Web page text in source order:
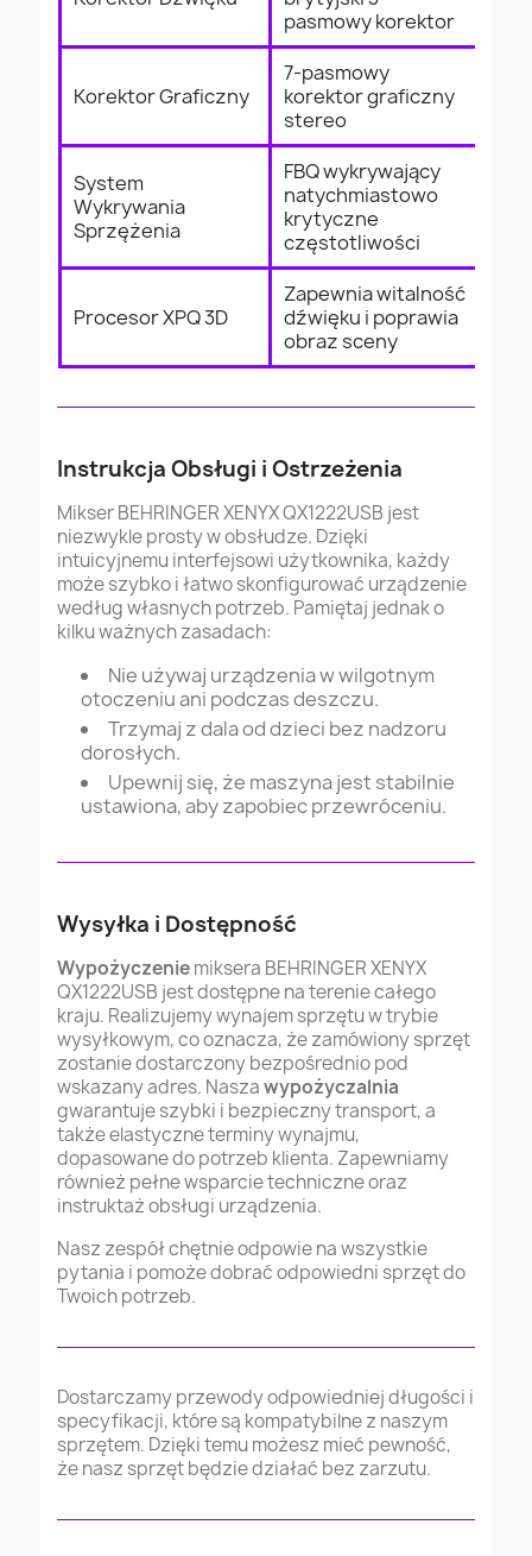
pasmowy korektor
Korektor Graficzny
7-pasmowy
korektor graficzny
stereo
System
Wykrywania
Sprzężenia
FBQ wykrywający
natychmiastowo
krytyczne
częstotliwości
Procesor XPQ 3D
Zapewnia witalność
dźwięku i poprawia
obraz sceny
Instrukcja Obsługi i Ostrzeżenia
Mikser BEHRINGER XENYX QX1222USB jest
niezwykle prosty w obsłudze. Dzięki
intuicyjnemu interfejsowi użytkownika, każdy
może szybko i łatwo skonfigurować urządzenie
według własnych potrzeb. Pamiętaj jednak o
kilku ważnych zasadach:
Nie używaj urządzenia w wilgotnym
otoczeniu ani podczas deszczu.
Trzymaj z dala od dzieci bez nadzoru
dorosłych.
Upewnij się, że maszyna jest stabilnie
ustawiona, aby zapobiec przewróceniu.
Wysyłka i Dostępność
Wypożyczeniemiksera BEHRINGER XENYX
QX1222USB jest dostępne na terenie całego
kraju. Realizujemy wynajem sprzętu w trybie
wysyłkowym, co oznacza, że zamówiony sprzęt
zostanie dostarczony bezpośrednio pod
wskazany adres. Naszawypożyczalnia
gwarantuje szybki i bezpieczny transport, a
także elastyczne terminy wynajmu,
dopasowane do potrzeb klienta. Zapewniamy
również pełne wsparcie techniczne oraz
instruktaż obsługi urządzenia.
Nasz zespół chętnie odpowie na wszystkie
pytania i pomoże dobrać odpowiedni sprzęt do
Twoich potrzeb.
Dostarczamy przewody odpowiedniej długości i
specyfikacji, które są kompatybilne z naszym
sprzętem. Dzięki temu możesz mieć pewność,
że nasz sprzęt będzie działać bez zarzutu.